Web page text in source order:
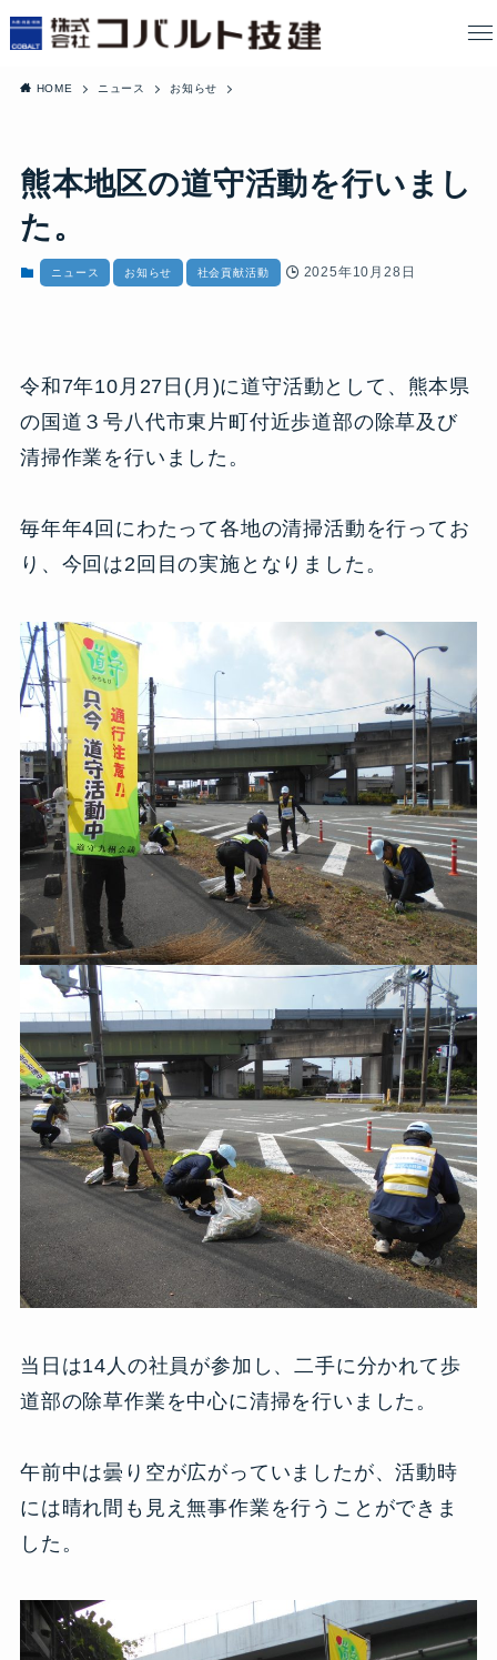
HOME ニュース お知らせ
熊本地区の道守活動を行いまし
た。
ニュース お知らせ 社会貢献活動 2025年10月28日
令和7年10月27日(月)に道守活動として、熊本県
の国道３号八代市東片町付近歩道部の除草及び
清掃作業を行いました。
毎年年4回にわたって各地の清掃活動を行ってお
り、今回は2回目の実施となりました。
当日は14人の社員が参加し、二手に分かれて歩
道部の除草作業を中心に清掃を行いました。
午前中は曇り空が広がっていましたが、活動時
には晴れ間も見え無事作業を行うことができま
した。